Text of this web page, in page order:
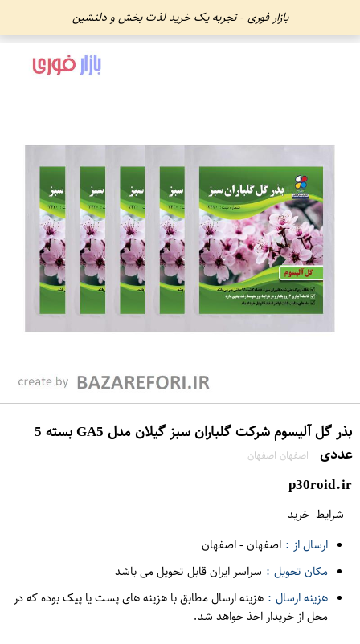
بازار فوری - تجربه یک خرید لذت بخش و دلنشین
بذر گل آلیسوم شرکت گلباران سبز گیلان مدل GA5 بسته 5
عددی
اصفهان اصفهان
p30roid.ir
شرایط خرید
ارسال از : اصفهان-اصفهان
مکان تحویل : سراسر ایران قابل تحویل می باشد
هزینه ارسال : هزینه ارسال مطابق با هزینه های پست یا پیک بوده که در
محل از خریدار اخذ خواهد شد.